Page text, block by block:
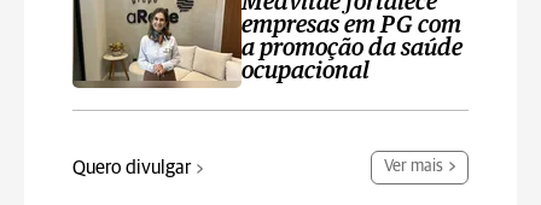
empresas em PG com
a promoção da saúde
ocupacional
Quero divulgar Ver mais